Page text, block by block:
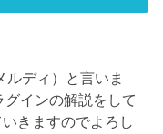
ルディ）と言いま
インの解説をして
きますのでよろし